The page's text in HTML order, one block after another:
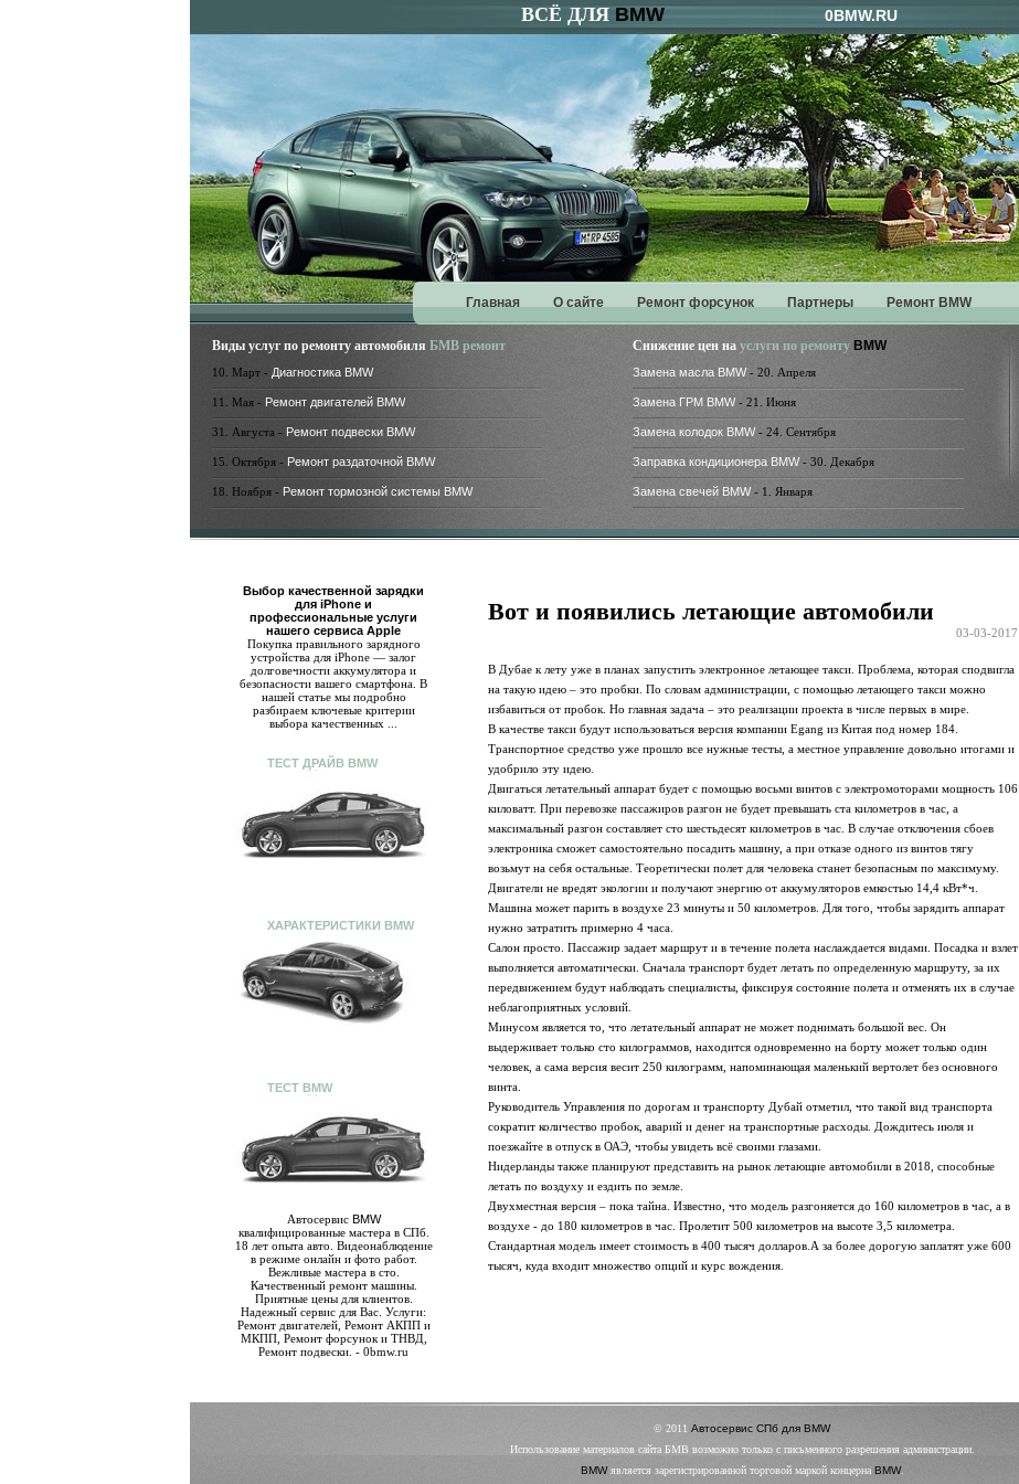
ВСЁ ДЛЯ BMW 0BMW.RU
Главная О сайте Ремонт форсунок Партнеры Ремонт BMW
Виды услуг по ремонту автомобиля БМВ ремонт
10. Март - Диагностика BMW
11. Мая - Ремонт двигателей BMW
31. Августа - Ремонт подвески BMW
15. Октября - Ремонт раздаточной BMW
18. Ноября - Ремонт тормозной системы BMW
Снижение цен на услуги по ремонту BMW
Замена масла BMW- 20. Апреля
Замена ГРМ BMW- 21. Июня
Замена колодок BMW- 24. Сентября
Заправка кондиционера BMW- 30. Декабря
Замена свечей BMW- 1. Января
Выбор качественной зарядки
для iPhone и
профессиональные услуги
нашего сервиса Apple
Покупка правильного зарядного
устройства для iPhone — залог
долговечности аккумулятора и
безопасности вашего смартфона. В
нашей статье мы подробно
разбираем ключевые критерии
выбора качественных ...
ТЕСТ ДРАЙВ BMW
ХАРАКТЕРИСТИКИ BMW
ТЕСТ BMW
Автосервис BMW
квалифицированные мастера в СПб.
18 лет опыта авто. Видеонаблюдение
в режиме онлайн и фото работ.
Вежливые мастера в сто.
Качественный ремонт машины.
Приятные цены для клиентов.
Надежный сервис для Вас. Услуги:
Ремонт двигателей, Ремонт АКПП и
МКПП, Ремонт форсунок и ТНВД,
Ремонт подвески. - 0bmw.ru
Вот и появились летающие автомобили
03-03-2017
В Дубае к лету уже в планах запустить электронное летающее такси. Проблема, которая сподвигла
на такую идею – это пробки. По словам администрации, с помощью летающего такси можно
избавиться от пробок. Но главная задача – это реализации проекта в числе первых в мире.
В качестве такси будут использоваться версия компании Egang из Китая под номер 184.
Транспортное средство уже прошло все нужные тесты, а местное управление довольно итогами и
удобрило эту идею.
Двигаться летательный аппарат будет с помощью восьми винтов с электромоторами мощность 106
киловатт. При перевозке пассажиров разгон не будет превышать ста километров в час, а
максимальный разгон составляет сто шестьдесят километров в час. В случае отключения сбоев
электроника сможет самостоятельно посадить машину, а при отказе одного из винтов тягу
возьмут на себя остальные. Теоретически полет для человека станет безопасным по максимуму.
Двигатели не вредят экологии и получают энергию от аккумуляторов емкостью 14,4 кВт*ч.
Машина может парить в воздухе 23 минуты и 50 километров. Для того, чтобы зарядить аппарат
нужно затратить примерно 4 часа.
Салон просто. Пассажир задает маршрут и в течение полета наслаждается видами. Посадка и взлет
выполняется автоматически. Сначала транспорт будет летать по определенную маршруту, за их
передвижением будут наблюдать специалисты, фиксируя состояние полета и отменять их в случае
неблагоприятных условий.
Минусом является то, что летательный аппарат не может поднимать большой вес. Он
выдерживает только сто килограммов, находится одновременно на борту может только один
человек, а сама версия весит 250 килограмм, напоминающая маленький вертолет без основного
винта.
Руководитель Управления по дорогам и транспорту Дубай отметил, что такой вид транспорта
сократит количество пробок, аварий и денег на транспортные расходы. Дождитесь июля и
поезжайте в отпуск в ОАЭ, чтобы увидеть всё своими глазами.
Нидерланды также планируют представить на рынок летающие автомобили в 2018, способные
летать по воздуху и ездить по земле.
Двухместная версия – пока тайна. Известно, что модель разгоняется до 160 километров в час, а в
воздухе - до 180 километров в час. Пролетит 500 километров на высоте 3,5 километра.
Стандартная модель имеет стоимость в 400 тысяч долларов.А за более дорогую заплатят уже 600
тысяч, куда входит множество опций и курс вождения.
© 2011 Автосервис СПб для BMW
Использование материалов сайта БМВ возможно только с письменного разрешения администрации.
BMWявляется зарегистрированной торговой маркой концерна BMW.